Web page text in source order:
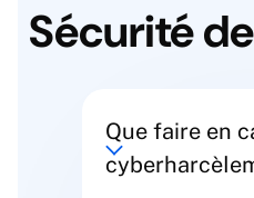
Sécurité
Que faire en